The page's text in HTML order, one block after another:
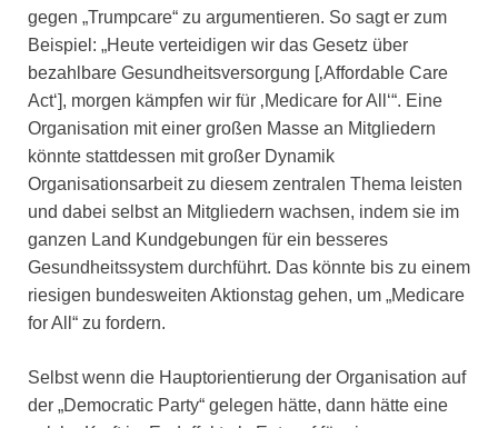
gegen „Trumpcare“ zu argumentieren. So sagt er zum
Beispiel: „Heute verteidigen wir das Gesetz über
bezahlbare Gesundheitsversorgung [‚Affordable Care
Act‘], morgen kämpfen wir für ‚Medicare for All‘“. Eine
Organisation mit einer großen Masse an Mitgliedern
könnte stattdessen mit großer Dynamik
Organisationsarbeit zu diesem zentralen Thema leisten
und dabei selbst an Mitgliedern wachsen, indem sie im
ganzen Land Kundgebungen für ein besseres
Gesundheitssystem durchführt. Das könnte bis zu einem
riesigen bundesweiten Aktionstag gehen, um „Medicare
for All“ zu fordern.
Selbst wenn die Hauptorientierung der Organisation auf
der „Democratic Party“ gelegen hätte, dann hätte eine